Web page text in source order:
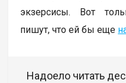
экзерсисы. Вот
пишут, что ей бы еще
Надоело читать